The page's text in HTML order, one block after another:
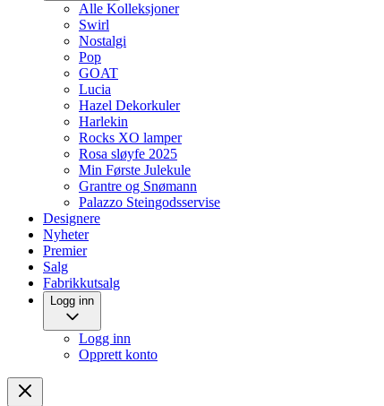
Alle Kolleksjoner
Swirl
Nostalgi
Pop
GOAT
Lucia
Hazel Dekorkuler
Harlekin
Rocks XO lamper
Rosa sløyfe 2025
Min Første Julekule
Grantre og Snømann
Palazzo Steingodsservise
Designere
Nyheter
Premier
Salg
Fabrikkutsalg
Logg inn
Logg inn
Opprett konto